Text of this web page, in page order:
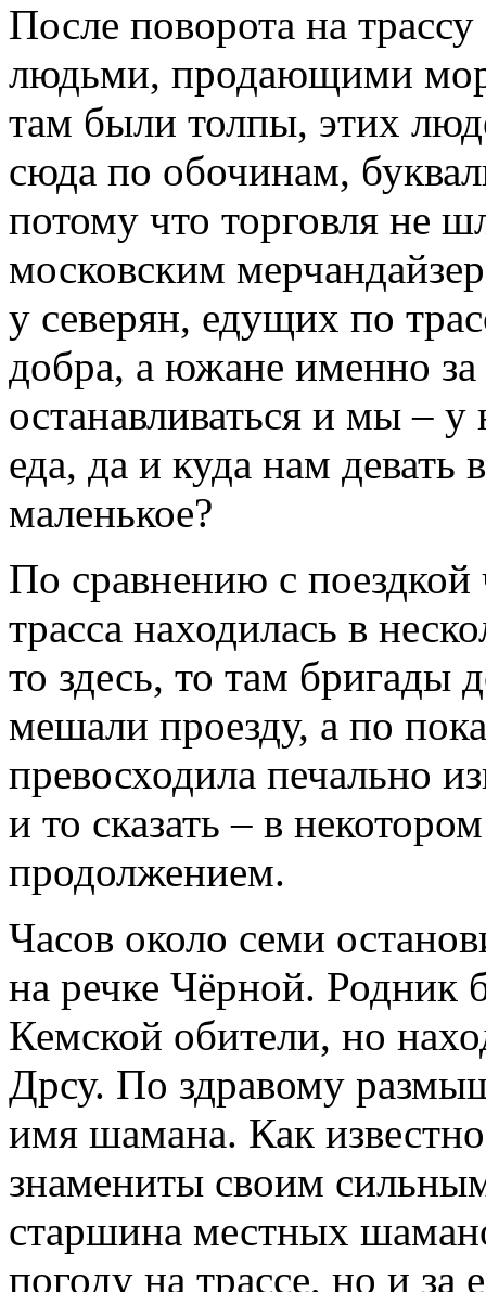
После поворота на
людьми, продающими
там были толпы, этих
сюда по обочинам,
потому что торговля не
московским
у северян, едущих по
добра, а южане именно
останавливаться и мы – у
еда, да и куда нам девать
маленькое?
По сравнению с
трасса находилась в
то здесь, то там
мешали проезду, а по
превосходила печально
и то сказать – в
продолжением.
Часов около семи
на речке Чёрной. Родник
Кемской обители, но
Дрсу. По здравому
имя шамана. Как
знамениты своим
старшина местных
погоду на трассе, но и за